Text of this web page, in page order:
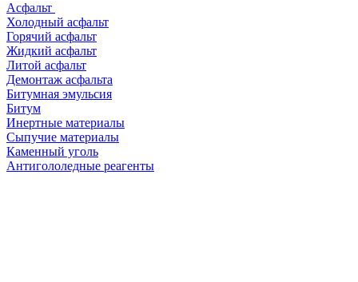
Асфальт
Холодный асфальт
Горячий асфальт
Жидкий асфальт
Литой асфальт
Демонтаж асфальта
Битумная эмульсия
Битум
Инертные материалы
Сыпучие материалы
Каменный уголь
Антигололедные реагенты